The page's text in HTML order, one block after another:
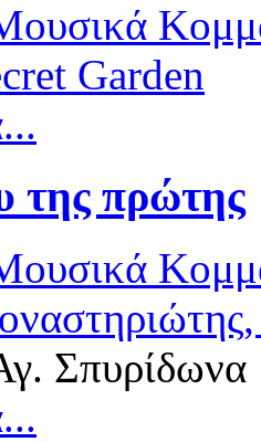
Garden
της πρώτης
Σπυρίδωνα